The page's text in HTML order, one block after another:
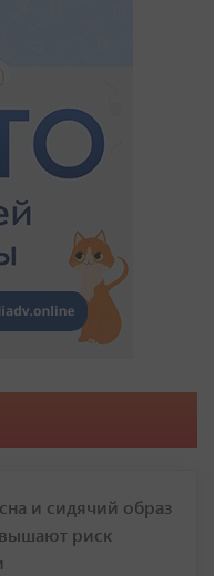
и сидячий образ
риск